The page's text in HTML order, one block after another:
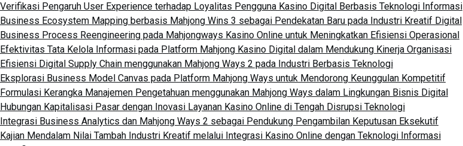
Verifikasi Pengaruh User Experience terhadap Loyalitas Pengguna Kasino Digital Berbasis Teknologi Informasi
Business Ecosystem Mapping berbasis Mahjong Wins 3 sebagai Pendekatan Baru pada Industri Kreatif Digital
Business Process Reengineering pada Mahjongways Kasino Online untuk Meningkatkan Efisiensi Operasional
Efektivitas Tata Kelola Informasi pada Platform Mahjong Kasino Digital dalam Mendukung Kinerja Organisasi
Efisiensi Digital Supply Chain menggunakan Mahjong Ways 2 pada Industri Berbasis Teknologi
Eksplorasi Business Model Canvas pada Platform Mahjong Ways untuk Mendorong Keunggulan Kompetitif
Formulasi Kerangka Manajemen Pengetahuan menggunakan Mahjong Ways dalam Lingkungan Bisnis Digital
Hubungan Kapitalisasi Pasar dengan Inovasi Layanan Kasino Online di Tengah Disrupsi Teknologi
Integrasi Business Analytics dan Mahjong Ways 2 sebagai Pendukung Pengambilan Keputusan Eksekutif
Kajian Mendalam Nilai Tambah Industri Kreatif melalui Integrasi Kasino Online dengan Teknologi Informasi